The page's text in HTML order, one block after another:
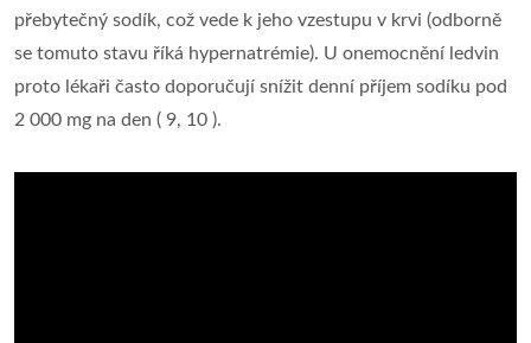
přebytečný sodík, což vede k jeho vzestupu v krvi (odborně
se tomuto stavu říká hypernatrémie). U onemocnění ledvin
proto lékaři často doporučují snížit denní příjem sodíku pod
2 000 mg na den ( 9, 10 ).